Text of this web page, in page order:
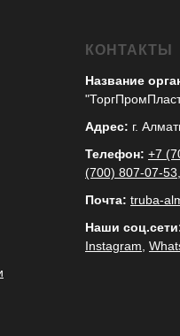
КОНТАКТЫ
Название
Адрес: г.
Телефон: +7
(700) 807-07-53,
Почта: truba-
Наши
Instagram,